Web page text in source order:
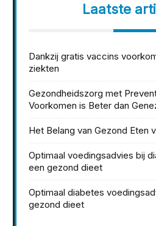
Laatste
Dankzij gratis vaccins
ziekten
Gezondheidszorg met
Voorkomen is Beter dan
Het Belang van Gezond Eten
Optimaal voedingsadvies bij
een gezond dieet
Optimaal diabetes
gezond dieet